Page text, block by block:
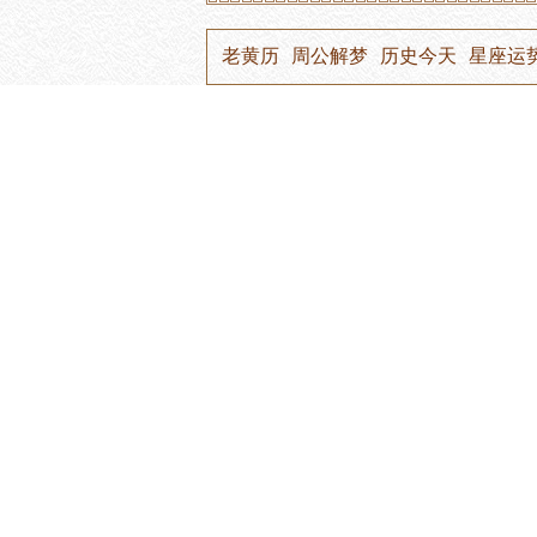
老黄历 周公解梦 历史今天 星座运